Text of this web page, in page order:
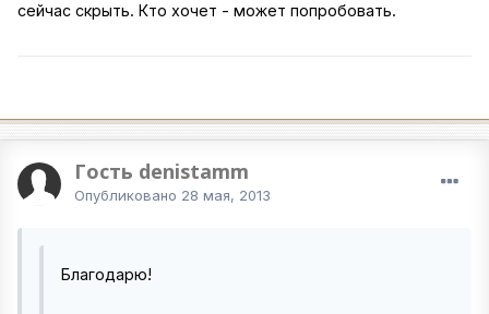
сейчас скрыть. Кто хочет - может попробовать.
Гость denistamm
Опубликовано 28 мая, 2013
Благодарю!